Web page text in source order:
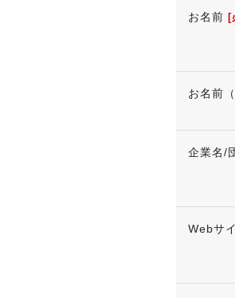
お名前 [
お名前
企業名/
Webサ